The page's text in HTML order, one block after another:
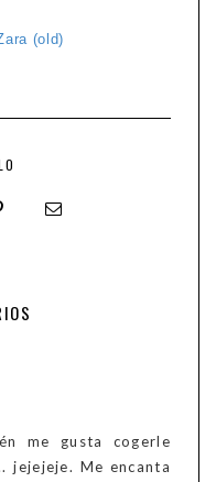
(old)
me gusta cogerle
jejejeje. Me encanta